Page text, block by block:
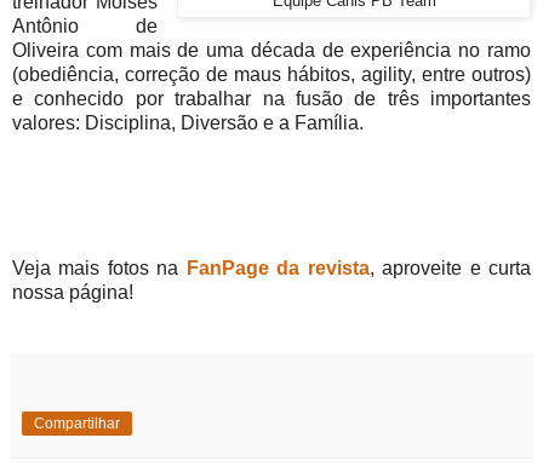
Antônio de
Oliveira com mais de uma década de experiência no ramo
(obediência, correção de maus hábitos, agility, entre outros)
e conhecido por trabalhar na fusão de três importantes
valores: Disciplina, Diversão e a Família.
Veja mais fotos na FanPage da revista, aproveite e curta
nossa página!
Compartilhar